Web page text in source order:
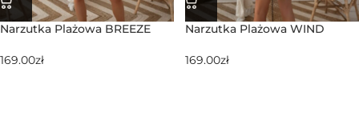
Narzutka Plażowa BREEZE
169.00zł
Narzutka Plażowa WIND
169.00zł